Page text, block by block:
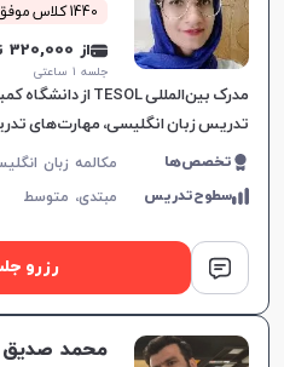
1440 کلاس موفق
از 320,000 تومان
جلسه ۱ ساعتی
تدریس زبان انگلیسی، مهارت‌های
همه گروه‌های سنی به کار می‌گیرد.
تخصص‌ها
سطوح‌تدریس مبتدی، متوسط
رزرو
محمد صدیق